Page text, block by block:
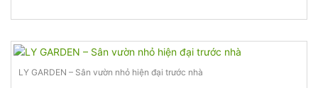
LY GARDEN – Sân vườn nhỏ hiện đại trước nhà